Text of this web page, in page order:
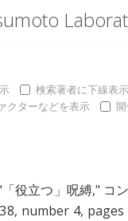
検索著者に下線表示
クターなどを表示
「役立つ」呪縛," コ
number 4, pages